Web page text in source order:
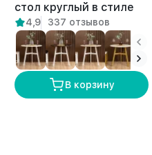
стол круглый в стиле
Лофт Моро белый/
амаретто
4,9 337 отзывов
В корзину